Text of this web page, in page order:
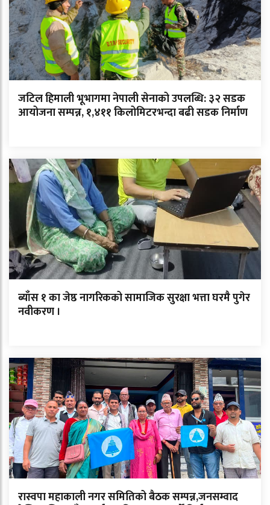
जटिल हिमाली भूभागमा नेपाली सेनाको उपलब्धि: ३२ सडक
आयोजना सम्पन्न, १,४११ किलोमिटरभन्दा बढी सडक निर्माण
ब्याँस १ का जेष्ठ नागरिकको सामाजिक सुरक्षा भत्ता घरमै पुगेर
नवीकरण ।
रास्वपा महाकाली नगर समितिको बैठक सम्पन्न,जनसम्वाद